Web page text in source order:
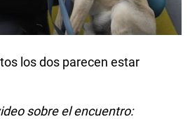
los dos parecen estar
sobre el encuentro: